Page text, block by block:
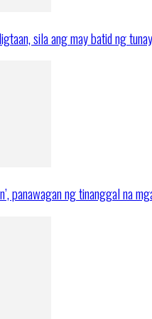
sila ang may batid ng
panawagan ng tinanggal na